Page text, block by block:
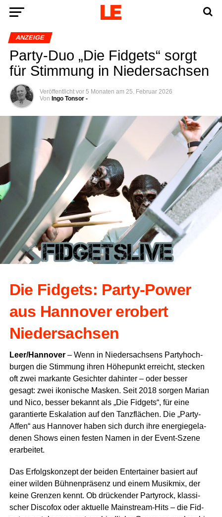
ANZEIGE
Par­ty-Duo „Die Fid­gets“ sorgt
für Stim­mung in Niedersachsen
Veröffentlicht vor 5 Monaten am 25. Februar 2026
Von Ingo Tonsor -
Die Fid­gets: Par­ty-Power
aus Han­no­ver erobert
Niedersachsen
Leer/Hannover– Wenn in Nie­der­sach­sens Par­ty­hoch­
bur­gen die Stim­mung ihren Höhe­punkt erreicht, ste­cken
oft zwei mar­kan­te Gesich­ter dahin­ter – oder bes­ser
gesagt: zwei iko­ni­sche Mas­ken. Seit 2018 sor­gen Mari­an
und Nico, bes­ser bekannt als „Die Fid­gets“, für eine
garan­tier­te Eska­la­ti­on auf den Tanz­flä­chen. Die „Par­ty-
Affen“ aus Han­no­ver haben sich durch ihre ener­gie­ge­la­
de­nen Shows einen fes­ten Namen in der Event-Sze­ne
erarbeitet.
Das Erfolgs­kon­zept der bei­den Enter­tai­ner basiert auf
einer wil­den Büh­nen­prä­senz und einem Musik­mix, der
kei­ne Gren­zen kennt. Ob drü­cken­der Par­ty­rock, klas­si­
scher Dis­co­fox oder aktu­el­le Main­stream-Hits – die Fid­